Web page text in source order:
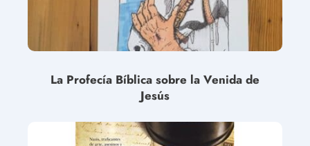
La Profecía Bíblica sobre la Venida de
Jesús